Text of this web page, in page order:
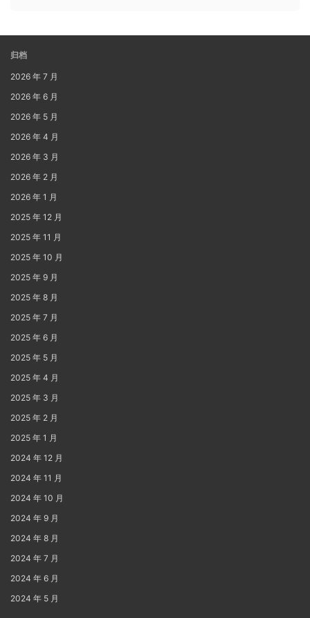
归档
2026 年 7 月
2026 年 6 月
2026 年 5 月
2026 年 4 月
2026 年 3 月
2026 年 2 月
2026 年 1 月
2025 年 12 月
2025 年 11 月
2025 年 10 月
2025 年 9 月
2025 年 8 月
2025 年 7 月
2025 年 6 月
2025 年 5 月
2025 年 4 月
2025 年 3 月
2025 年 2 月
2025 年 1 月
2024 年 12 月
2024 年 11 月
2024 年 10 月
2024 年 9 月
2024 年 8 月
2024 年 7 月
2024 年 6 月
2024 年 5 月